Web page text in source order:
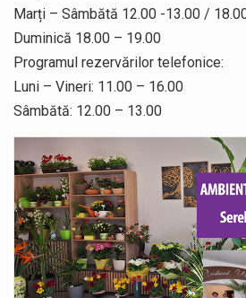
Marți – Sâmbătă 12.00 -13.00 /
Duminică 18.00 – 19.00
Programul rezervărilor telefonice:
Luni – Vineri: 11.00 – 16.00
Sâmbătă: 12.00 – 13.00